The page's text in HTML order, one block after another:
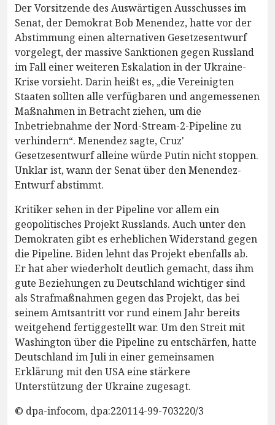
Der Vorsitzende des Auswärtigen Ausschusses im
Senat, der Demokrat Bob Menendez, hatte vor der
Abstimmung einen alternativen Gesetzesentwurf
vorgelegt, der massive Sanktionen gegen Russland
im Fall einer weiteren Eskalation in der Ukraine-
Krise vorsieht. Darin heißt es, „die Vereinigten
Staaten sollten alle verfügbaren und angemessenen
Maßnahmen in Betracht ziehen, um die
Inbetriebnahme der Nord-Stream-2-Pipeline zu
verhindern“. Menendez sagte, Cruz'
Gesetzesentwurf alleine würde Putin nicht stoppen.
Unklar ist, wann der Senat über den Menendez-
Entwurf abstimmt.
Kritiker sehen in der Pipeline vor allem ein
geopolitisches Projekt Russlands. Auch unter den
Demokraten gibt es erheblichen Widerstand gegen
die Pipeline. Biden lehnt das Projekt ebenfalls ab.
Er hat aber wiederholt deutlich gemacht, dass ihm
gute Beziehungen zu Deutschland wichtiger sind
als Strafmaßnahmen gegen das Projekt, das bei
seinem Amtsantritt vor rund einem Jahr bereits
weitgehend fertiggestellt war. Um den Streit mit
Washington über die Pipeline zu entschärfen, hatte
Deutschland im Juli in einer gemeinsamen
Erklärung mit den USA eine stärkere
Unterstützung der Ukraine zugesagt.
© dpa-infocom, dpa:220114-99-703220/3